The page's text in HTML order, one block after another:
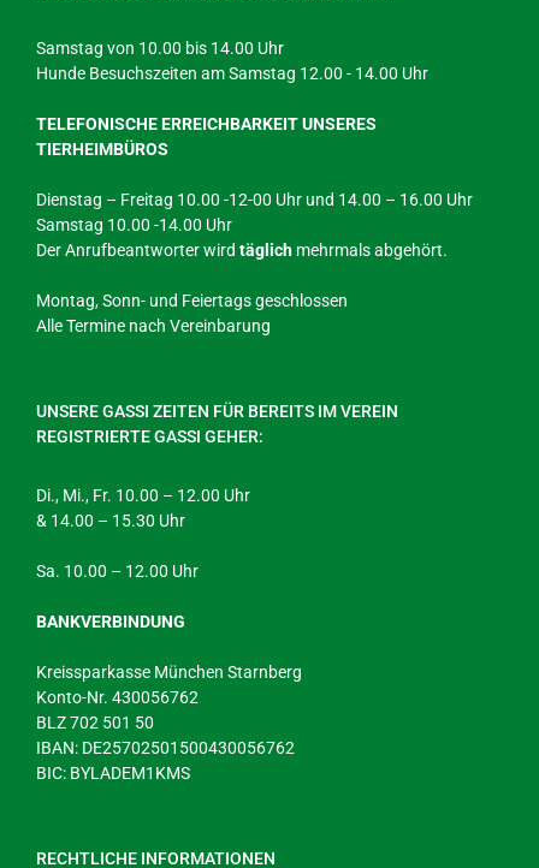
Samstag von 10.00 bis 14.00 Uhr
Hunde Besuchszeiten am Samstag 12.00 - 14.00 Uhr
TELEFONISCHE ERREICHBARKEIT UNSERES
TIERHEIMBÜROS
Dienstag – Freitag 10.00 -12-00 Uhr und 14.00 – 16.00 Uhr
Samstag 10.00 -14.00 Uhr
Der Anrufbeantworter wird täglich mehrmals abgehört.
Montag, Sonn- und Feiertags geschlossen
Alle Termine nach Vereinbarung
UNSERE GASSI ZEITEN FÜR BEREITS IM VEREIN
REGISTRIERTE GASSI GEHER:
Di., Mi., Fr. 10.00 – 12.00 Uhr
& 14.00 – 15.30 Uhr
Sa. 10.00 – 12.00 Uhr
BANKVERBINDUNG
Kreissparkasse München Starnberg
Konto-Nr. 430056762
BLZ 702 501 50
IBAN: DE25702501500430056762
BIC: BYLADEM1KMS
RECHTLICHE INFORMATIONEN